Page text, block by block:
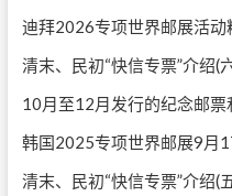
迪拜2026专项世界邮展活动
清末、民初“快信专票”介绍(
10月至12月发行的纪念邮票
韩国2025专项世界邮展9月
清末、民初“快信专票”介绍(